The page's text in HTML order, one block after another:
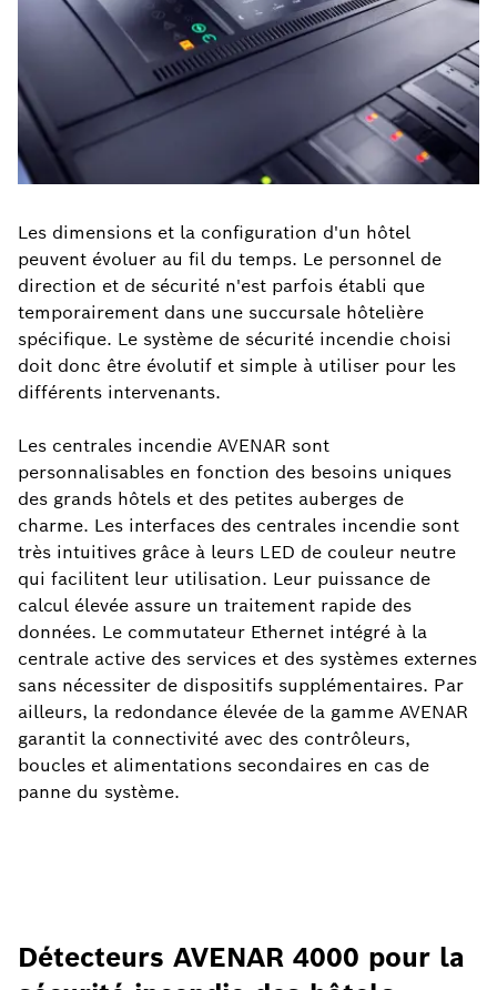
Les dimensions et la configuration d'un hôtel
peuvent évoluer au fil du temps. Le personnel de
direction et de sécurité n'est parfois établi que
temporairement dans une succursale hôtelière
spécifique. Le système de sécurité incendie choisi
doit donc être évolutif et simple à utiliser pour les
différents intervenants.
Les centrales incendie AVENAR sont
personnalisables en fonction des besoins uniques
des grands hôtels et des petites auberges de
charme. Les interfaces des centrales incendie sont
très intuitives grâce à leurs LED de couleur neutre
qui facilitent leur utilisation. Leur puissance de
calcul élevée assure un traitement rapide des
données. Le commutateur Ethernet intégré à la
centrale active des services et des systèmes externes
sans nécessiter de dispositifs supplémentaires. Par
ailleurs, la redondance élevée de la gamme AVENAR
garantit la connectivité avec des contrôleurs,
boucles et alimentations secondaires en cas de
panne du système.
Détecteurs AVENAR 4000 pour la